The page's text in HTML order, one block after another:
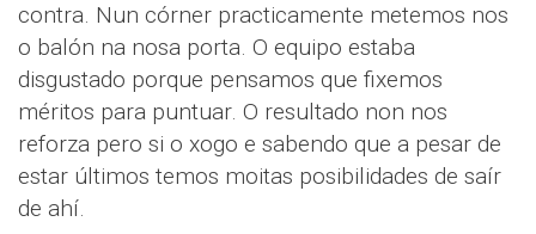
contra. Nun córner practicamente metemos nos
o balón na nosa porta. O equipo estaba
disgustado porque pensamos que fixemos
méritos para puntuar. O resultado non nos
reforza pero si o xogo e sabendo que a pesar de
estar últimos temos moitas posibilidades de saír
de ahí.